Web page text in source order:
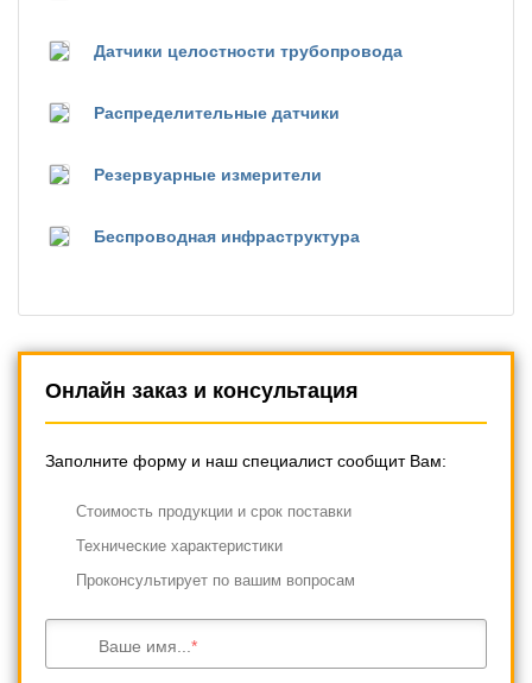
Датчики целостности трубопровода
Распределительные датчики
Резервуарные измерители
Беспроводная инфраструктура
Онлайн заказ и консультация
Заполните форму и наш специалист сообщит Вам:
Cтоимость продукции и срок поставки
Технические характеристики
Проконсультирует по вашим вопросам
Ваше имя...